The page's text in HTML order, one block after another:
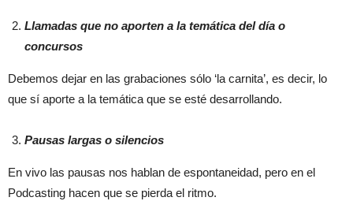
Llamadas que no aporten a la temática del día o
concursos
Debemos dejar en las grabaciones sólo ‘la carnita’, es decir, lo
que sí aporte a la temática que se esté desarrollando.
Pausas largas o silencios
En vivo las pausas nos hablan de espontaneidad, pero en el
Podcasting hacen que se pierda el ritmo.